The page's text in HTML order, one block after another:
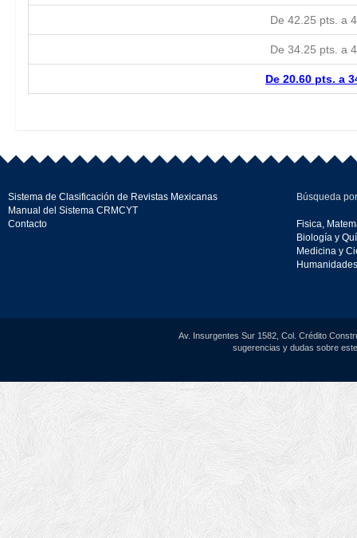
De 42.25 pts. a
De 34.25 pts. a
De 20.60 pts. a
Sistema de Clasificación de Revistas Mexicanas
Manual del Sistema CRMCYT
Contacto
Búsqueda
Fisica,
Biología y
Medicina y
Av. Insurgentes Sur 1582, Col. Crédito
sugerencias y dudas sobre